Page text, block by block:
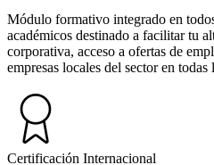
Módulo formativo integrado en
académicos destinado a facilitar tu
corporativa, acceso a ofertas de
empresas locales del sector en todas
Certificación Internacional